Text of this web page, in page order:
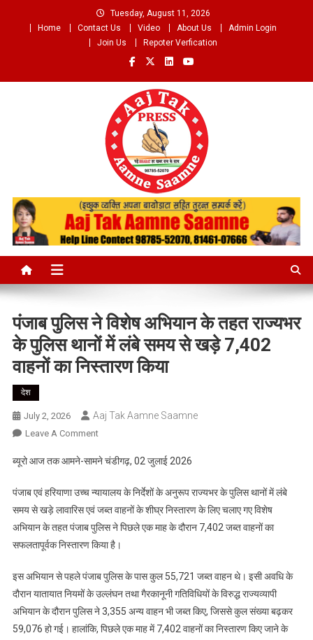
Tuesday, August 11, 2026
Home
Contact Us Video About Us
Admin Login
Join Us
Repoter Verfication
Aaj Tak Aamne Saamne.com
पंजाब पुलिस ने विशेष अभियान के तहत राज्यभर
के पुलिस थानों में लंबे समय से खड़े 7,402
वाहनों का निस्तारण किया
देश
July 2, 2026 Aaj Tak Aamne Saamne
Leave A CommentOn
पुलिस
विशेष
अभियान
के
तहत
के
पुलिस
थानों
में
ब्यूरो आज तक आमने-सामने चंडीगढ़, 02 जुलाई 2026
पंजाब एवं हरियाणा उच्च न्यायालय के निर्देशों के अनुरूप राज्यभर के पुलिस थानों में लंबे
समय से खड़े लावारिस एवं जब्त वाहनों के शीघ्र निस्तारण के लिए चलाए गए विशेष
अभियान के तहत पंजाब पुलिस ने पिछले एक माह के दौरान 7,402 जब्त वाहनों का
सफलतापूर्वक निस्तारण किया है।
इस अभियान से पहले पंजाब पुलिस के पास कुल 55,721 जब्त वाहन थे। इसी अवधि के
दौरान यातायात नियमों के उल्लंघन तथा गैरकानूनी गतिविधियों के विरुद्ध राज्यव्यापी
अभियान के दौरान पुलिस ने 3,355 अन्य वाहन भी जब्त किए, जिससे कुल संख्या बढ़कर
59,076 हो गई। हालांकि, पिछले एक माह में 7,402 वाहनों का निस्तारण किए जाने के